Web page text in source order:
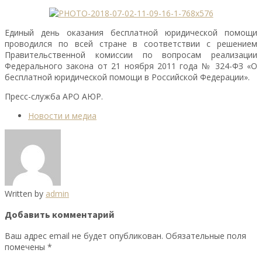
Единый день оказания бесплатной юридической помощи
проводился по всей стране в соответствии с решением
Правительственной комиссии по вопросам реализации
Федерального закона от 21 ноября 2011 года № 324-ФЗ «О
бесплатной юридической помощи в Российской Федерации».
Пресс-служба АРО АЮР.
Новости и медиа
Written by admin
Добавить комментарий
Ваш адрес email не будет опубликован. Обязательные поля
помечены *